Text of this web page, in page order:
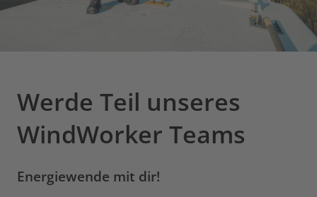
Werde Teil unseres
WindWorker Teams
Energiewende mit dir!